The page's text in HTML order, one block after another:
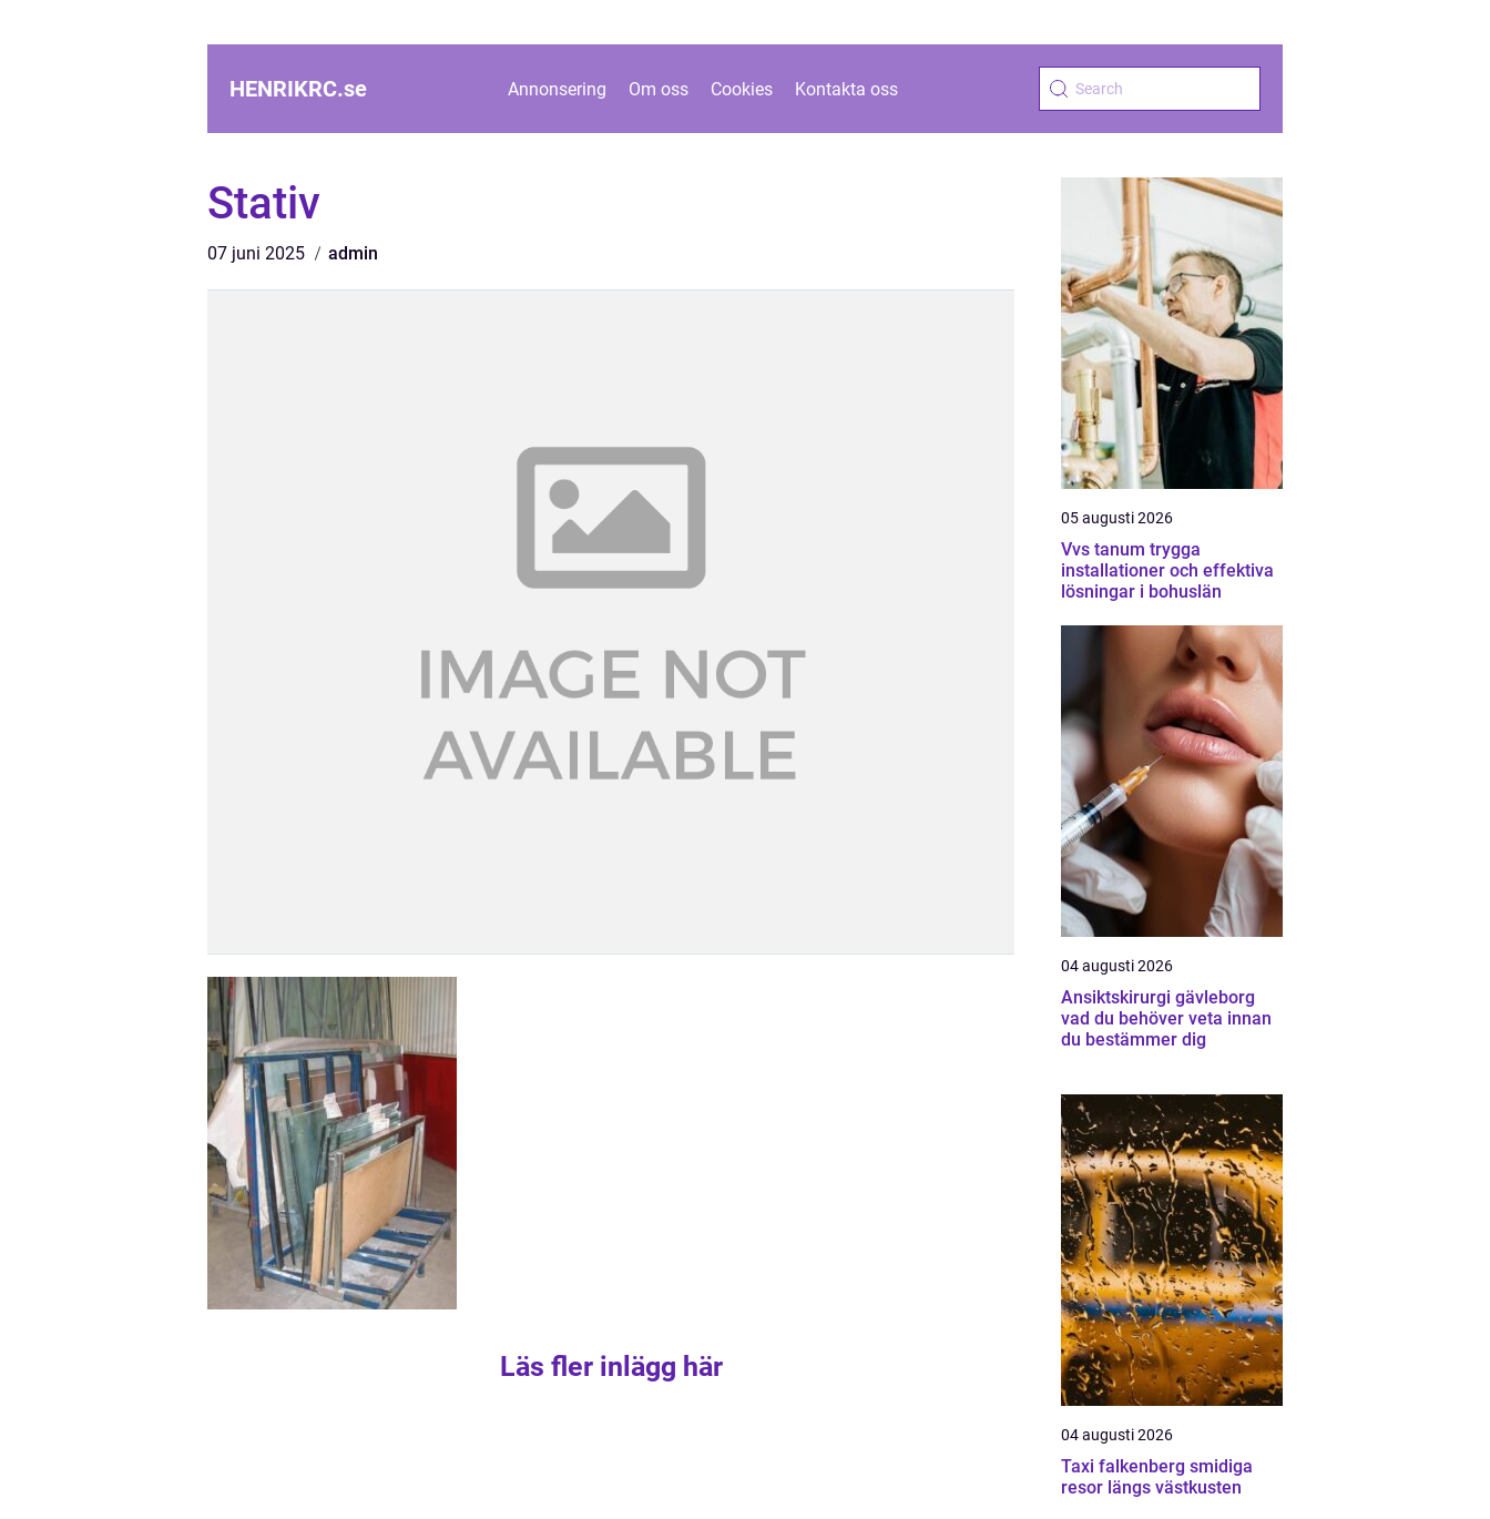
HENRIKRC.se Annonsering Om oss Cookies Kontakta oss
Stativ
07 juni 2025 admin
Läs fler inlägg här
05 augusti 2026
Vvs tanum trygga
installationer och effektiva
lösningar i bohuslän
04 augusti 2026
Ansiktskirurgi gävleborg
vad du behöver veta innan
du bestämmer dig
04 augusti 2026
Taxi falkenberg smidiga
resor längs västkusten